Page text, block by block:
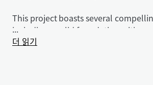
This project boasts several
including a solid foundation with
place, reducing potential delays
...
더 읽기